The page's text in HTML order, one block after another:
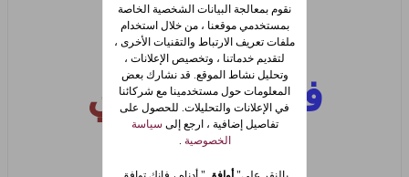
لم تروني
فهذاخط يدي
فتذكروني
نقوم بمعالجة البيانات الشخصية الخاصة
بمستخدمي موقعنا ، من خلال استخدام
ملفات تعريف الارتباط والتقنيات الأخرى ،
لتقديم خدماتنا ، وتخصيص الإعلانات ،
وتحليل نشاط الموقع. قد نشارك بعض
المعلومات حول مستخدمينا مع شركائنا
في الإعلانات والتحليلات. للحصول على
تفاصيل إضافية ، ارجع إلى سياسة
الخصوصية .